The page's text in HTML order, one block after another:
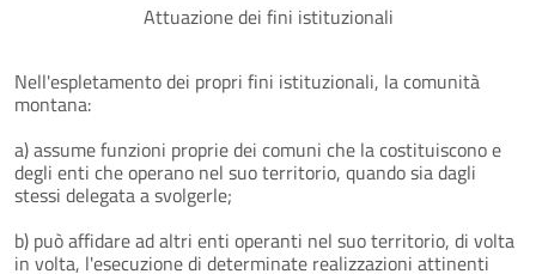
Attuazione dei fini istituzionali
Nell'espletamento dei propri fini istituzionali, la comunità
montana:
a) assume funzioni proprie dei comuni che la costituiscono e
degli enti che operano nel suo territorio, quando sia dagli
stessi delegata a svolgerle;
b) può affidare ad altri enti operanti nel suo territorio, di volta
in volta, l'esecuzione di determinate realizzazioni attinenti